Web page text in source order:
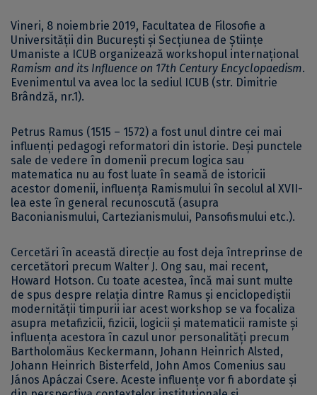
Vineri, 8 noiembrie 2019, Facultatea de Filosofie a
Universității din București și Secțiunea de Științe
Umaniste a ICUB organizează workshopul internațional
Ramism and its Influence on 17th Century Encyclopaedism.
Evenimentul va avea loc la sediul ICUB (str. Dimitrie
Brândză, nr.1).
Petrus Ramus (1515 – 1572) a fost unul dintre cei mai
influenți pedagogi reformatori din istorie. Deși punctele
sale de vedere în domenii precum logica sau
matematica nu au fost luate în seamă de istoricii
acestor domenii, influența Ramismului în secolul al XVII-
lea este în general recunoscută (asupra
Baconianismului, Cartezianismului, Pansofismului etc.).
Cercetări în această direcție au fost deja întreprinse de
cercetători precum Walter J. Ong sau, mai recent,
Howard Hotson. Cu toate acestea, încă mai sunt multe
de spus despre relația dintre Ramus și enciclopediștii
modernității timpurii iar acest workshop se va focaliza
asupra metafizicii, fizicii, logicii și matematicii ramiste și
influența acestora în cazul unor personalități precum
Bartholomäus Keckermann, Johann Heinrich Alsted,
Johann Heinrich Bisterfeld, John Amos Comenius sau
János Apáczai Csere. Aceste influențe vor fi abordate și